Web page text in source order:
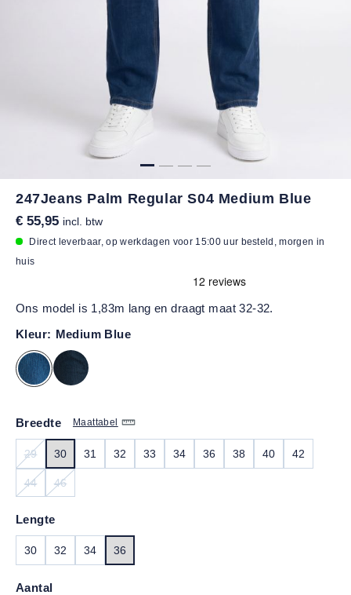
247Jeans Palm Regular S04 Medium Blue
€ 55,95 incl. btw
Direct leverbaar, op werkdagen voor 15:00 uur besteld, morgen in
huis
Ons model is 1,83m lang en draagt maat 32-32.
Kleur: Medium Blue
Maattabel
Breedte
29 30 31 32 33 34 36 38 40 42
44
(DEZE OPTIE IS MOMENTEEL NIET BESCHIKBAAR.)
46
Lengte
30 32 34 36
Aantal